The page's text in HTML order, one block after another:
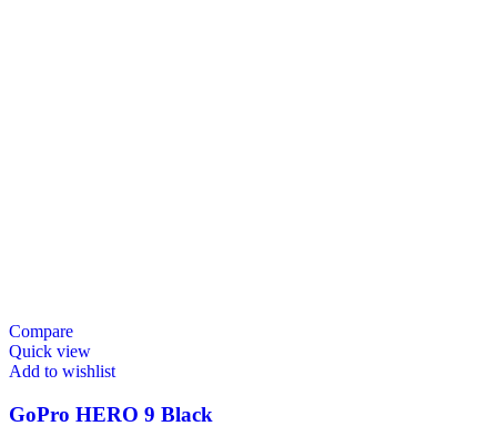
Compare
Quick view
Add to wishlist
GoPro HERO 9 Black